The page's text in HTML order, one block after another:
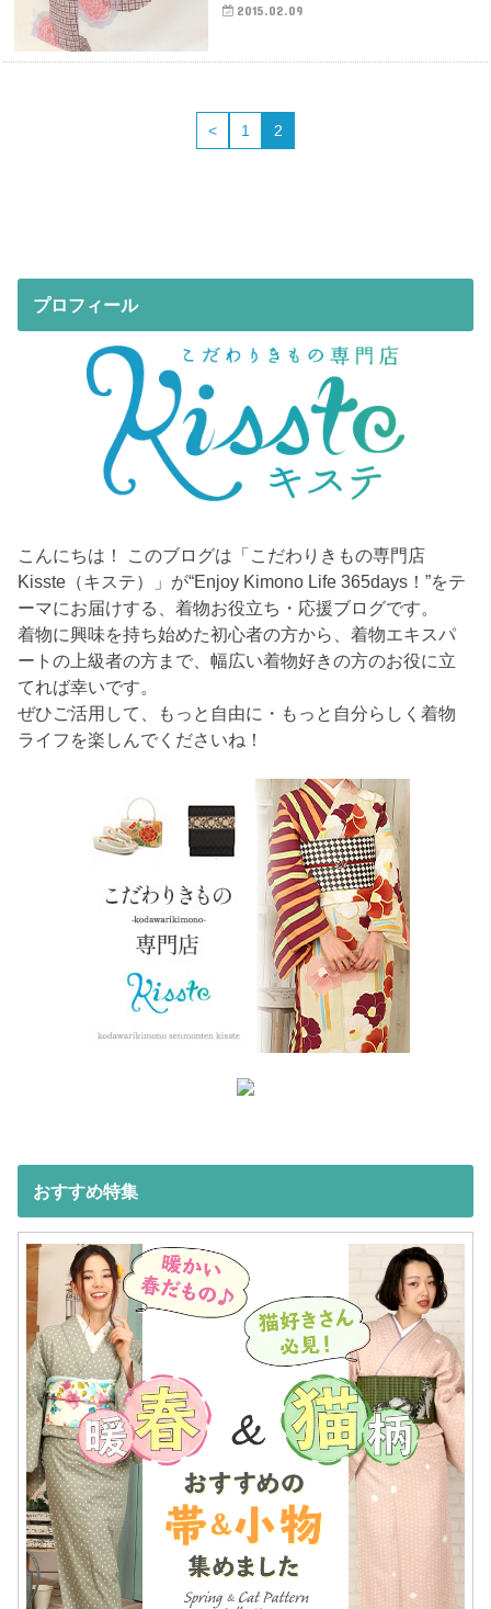
2015.02.09
< 1 2
プロフィール
こんにちは！ このブログは「こだわりきもの専門店
Kisste（キステ）」が“Enjoy Kimono Life 365days！”をテ
ーマにお届けする、着物お役立ち・応援ブログです。
着物に興味を持ち始めた初心者の方から、着物エキスパ
ートの上級者の方まで、幅広い着物好きの方のお役に立
てれば幸いです。
ぜひご活用して、もっと自由に・もっと自分らしく着物
ライフを楽しんでくださいね！
おすすめ特集